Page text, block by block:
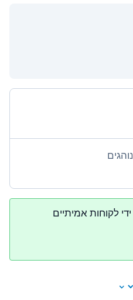
לקוחות אמיתיים